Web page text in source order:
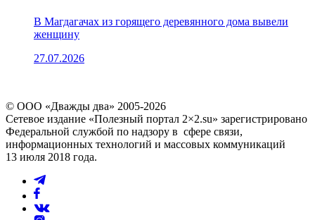
В Магдагачах из горящего деревянного дома вывели
женщину
27.07.2026
© ООО «Дважды два» 2005-2026
Сетевое издание «Полезный портал 2×2.su» зарегистрировано
Федеральной службой по надзору в сфере связи,
информационных технологий и массовых коммуникаций
13 июля 2018 года.